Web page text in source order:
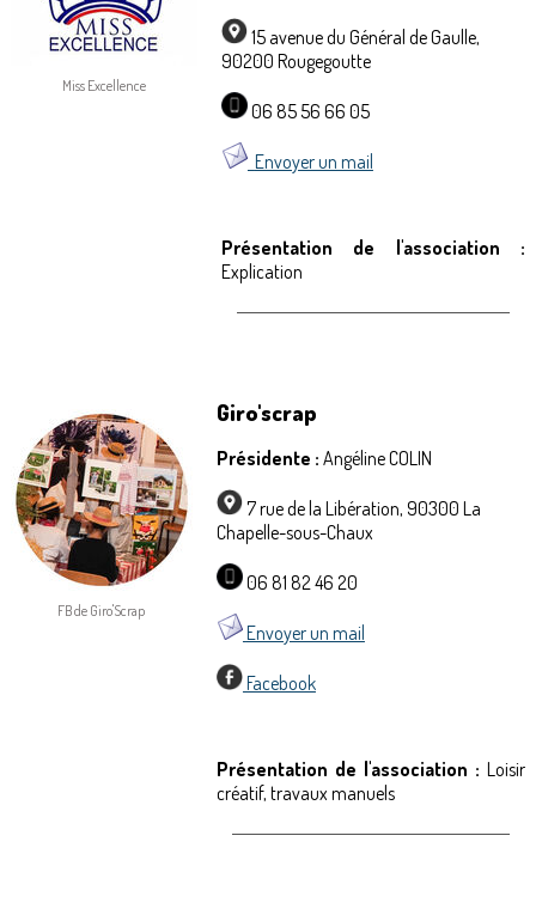
Miss Excellence
15 avenue du Général de Gaulle,
90200 Rougegoutte
06 85 56 66 05
Envoyer un mail
Présentation de l'association :
Explication
FB de Giro'Scrap
Giro'scrap
Présidente : Angéline COLIN
7 rue de la Libération, 90300 La
Chapelle-sous-Chaux
06 81 82 46 20
Envoyer un mail
Facebook
Présentation de l'association : Loisir
créatif, travaux manuels